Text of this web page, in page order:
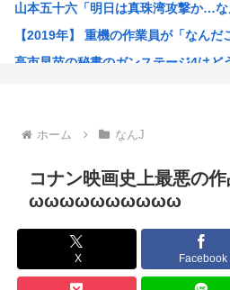
北朝鮮が何かを発射
コメ価格先行き指数 過去最低 今後も
山本五十六「明日は真珠湾攻撃か…
【2019年】 重機の作業員が「なんだ
高市早苗の秘書のガンステージ4はど
韓国人「現在、日本が密かに韓国か
漫画の画像持ってないか
孫悟飯、『魔閃光』しかオリジナル技
出せよ…お前らが描いた絵!!
【画像】ブルーロックの監督、キレ
ホーム なんJ
コナン映画史上最悪の
ωωωωωωωωωω
X Facebook